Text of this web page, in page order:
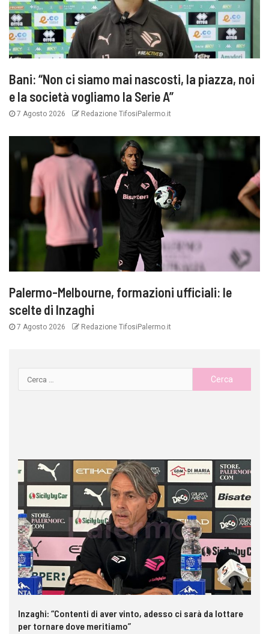
Bani: “Non ci siamo mai nascosti, la piazza, noi
e la società vogliamo la Serie A”
7 Agosto 2026 Redazione TifosiPalermo.it
Palermo-Melbourne, formazioni ufficiali: le
scelte di Inzaghi
7 Agosto 2026 Redazione TifosiPalermo.it
Inzaghi: “Contenti di aver vinto, adesso ci sarà da lottare
per tornare dove meritiamo”